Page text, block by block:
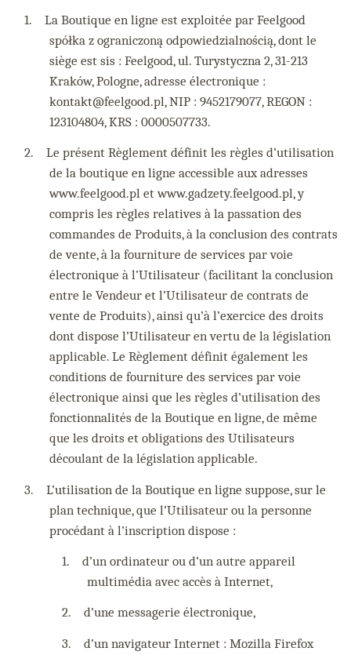
1.
La Boutique en ligne est exploitée par Feelgood
spółka z ograniczoną odpowiedzialnością, dont le
siège est sis : Feelgood, ul. Turystyczna 2, 31-213
Kraków, Pologne, adresse électronique :
kontakt@feelgood.pl, NIP : 9452179077, REGON :
123104804, KRS : 0000507733.
2.
Le présent Règlement définit les règles d’utilisation
de la boutique en ligne accessible aux adresses
www.feelgood.pl et www.gadzety.feelgood.pl, y
compris les règles relatives à la passation des
commandes de Produits, à la conclusion des contrats
de vente, à la fourniture de services par voie
électronique à l’Utilisateur (facilitant la conclusion
entre le Vendeur et l’Utilisateur de contrats de
vente de Produits), ainsi qu’à l’exercice des droits
dont dispose l’Utilisateur en vertu de la législation
applicable. Le Règlement définit également les
conditions de fourniture des services par voie
électronique ainsi que les règles d’utilisation des
fonctionnalités de la Boutique en ligne, de même
que les droits et obligations des Utilisateurs
découlant de la législation applicable.
3.
L’utilisation de la Boutique en ligne suppose, sur le
plan technique, que l’Utilisateur ou la personne
procédant à l’inscription dispose :
1.
d’un ordinateur ou d’un autre appareil
multimédia avec accès à Internet,
2. d’une messagerie électronique,
3.
d’un navigateur Internet : Mozilla Firefox